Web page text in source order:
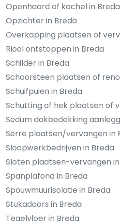
Openhaard of kachel in Breda
Opzichter in Breda
Overkapping plaatsen of
Riool ontstoppen in Breda
Schilder in Breda
Schoorsteen plaatsen of
Schuifpuien in Breda
Schutting of hek plaatsen of
Sedum dakbedekking
Serre plaatsen/vervangen in
Sloopwerkbedrijven in Breda
Sloten plaatsen-vervangen
Spanplafond in Breda
Spouwmuurisolatie in Breda
Stukadoors in Breda
Tegelvloer in Breda